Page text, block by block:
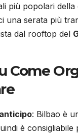
più popolari della
una serata più
dal rooftop del
Come
: Bilbao è
è consigliabile